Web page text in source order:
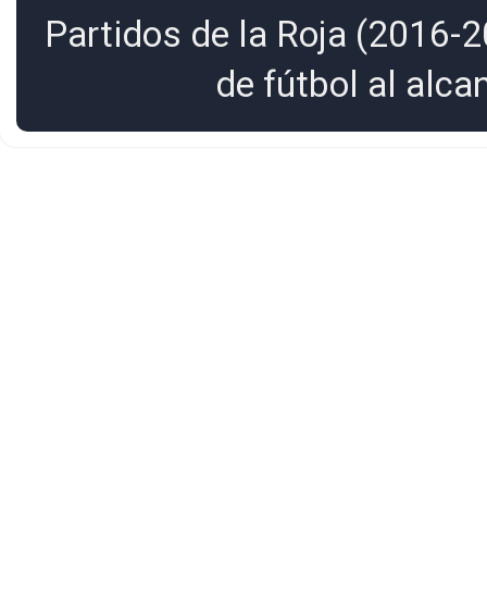
Partidos de la Roja (2016-
de fútbol al